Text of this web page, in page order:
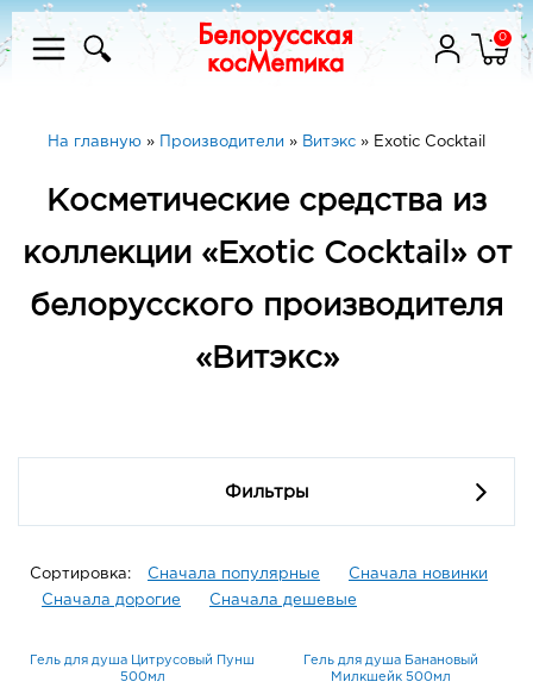
0
На главную » Производители » Витэкс » Exotic Cocktail
Косметические средства из
коллекции «Exotic Cocktail» от
белорусского производителя
«Витэкс»
Фильтры
Сортировка: Сначала популярные
Сначала новинки
Сначала дорогие
Сначала дешевые
Гель для душа Цитрусовый Пунш
500мл
Гель для душа Банановый
Милкшейк 500мл